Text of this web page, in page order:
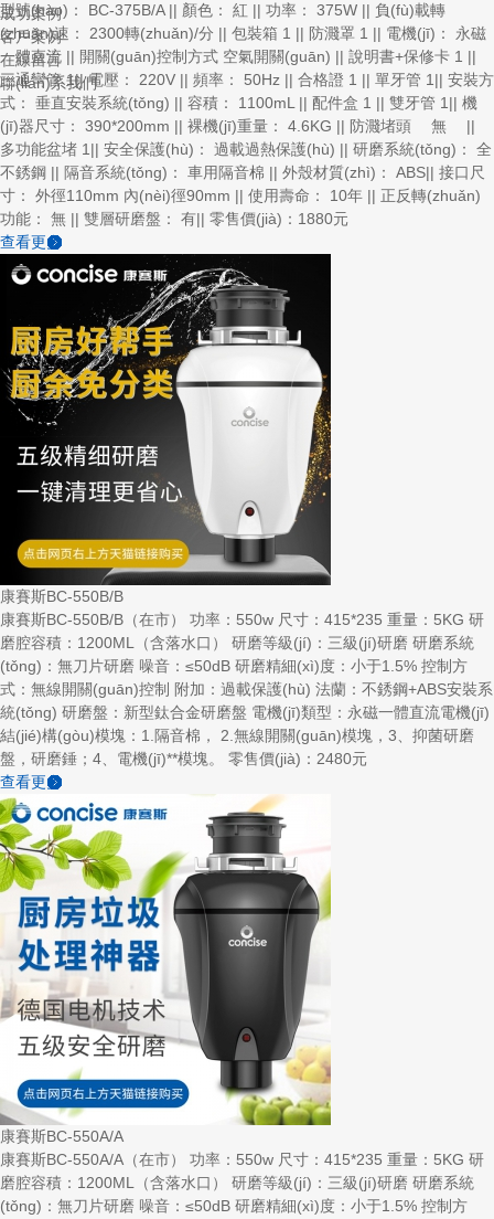
成功案例
客戶案例
在線留言
聯(lián)系我們
型號(hào)： BC-375B/A || 顏色： 紅 || 功率： 375W || 負(fù)載轉
(zhuǎn)速： 2300轉(zhuǎn)/分 || 包裝箱 1 || 防濺罩 1 || 電機(jī)： 永磁
一體直流 || 開關(guān)控制方式 空氣開關(guān) || 說明書+保修卡 1 ||
三通彎管 1|| 電壓： 220V || 頻率： 50Hz || 合格證 1 || 單牙管 1|| 安裝方
式： 垂直安裝系統(tǒng) || 容積： 1100mL || 配件盒 1 || 雙牙管 1|| 機
(jī)器尺寸： 390*200mm || 裸機(jī)重量： 4.6KG || 防濺堵頭 無 ||
多功能盆堵 1|| 安全保護(hù)： 過載過熱保護(hù) || 研磨系統(tǒng)： 全
不銹鋼 || 隔音系統(tǒng)： 車用隔音棉 || 外殼材質(zhì)： ABS|| 接口尺
寸： 外徑110mm 內(nèi)徑90mm || 使用壽命： 10年 || 正反轉(zhuǎn)
功能： 無 || 雙層研磨盤： 有|| 零售價(jià)：1880元
查看更多
康賽斯BC-550B/B
康賽斯BC-550B/B（在市） 功率：550w 尺寸：415*235 重量：5KG 研
磨腔容積：1200ML（含落水口） 研磨等級(jí)：三級(jí)研磨 研磨系統
(tǒng)：無刀片研磨 噪音：≤50dB 研磨精細(xì)度：小于1.5% 控制方
式：無線開關(guān)控制 附加：過載保護(hù) 法蘭：不銹鋼+ABS安裝系
統(tǒng) 研磨盤：新型鈦合金研磨盤 電機(jī)類型：永磁一體直流電機(jī)
結(jié)構(gòu)模塊：1.隔音棉， 2.無線開關(guān)模塊，3、抑菌研磨
盤，研磨錘；4、電機(jī)**模塊。 零售價(jià)：2480元
查看更多
康賽斯BC-550A/A
康賽斯BC-550A/A（在市） 功率：550w 尺寸：415*235 重量：5KG 研
磨腔容積：1200ML（含落水口） 研磨等級(jí)：三級(jí)研磨 研磨系統
(tǒng)：無刀片研磨 噪音：≤50dB 研磨精細(xì)度：小于1.5% 控制方